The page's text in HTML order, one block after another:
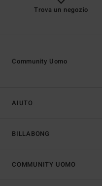
Trova un negozio
AIUTO
BILLABONG
Community Uomo
COMMUNITY UOMO